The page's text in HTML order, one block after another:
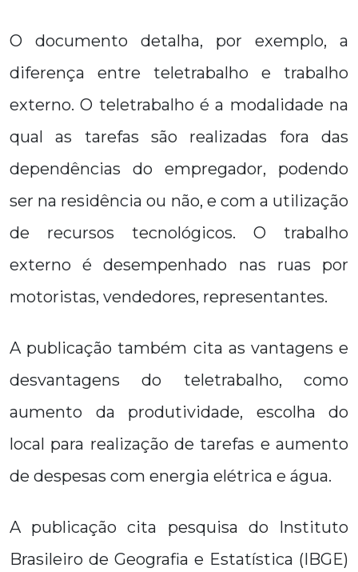
O documento detalha, por exemplo, a
diferença entre teletrabalho e trabalho
externo. O teletrabalho é a modalidade na
qual as tarefas são realizadas fora das
dependências do empregador, podendo
ser na residência ou não, e com a utilização
de recursos tecnológicos. O trabalho
externo é desempenhado nas ruas por
motoristas, vendedores, representantes.
A publicação também cita as vantagens e
desvantagens do teletrabalho, como
aumento da produtividade, escolha do
local para realização de tarefas e aumento
de despesas com energia elétrica e água.
A publicação cita pesquisa do Instituto
Brasileiro de Geografia e Estatística (IBGE)